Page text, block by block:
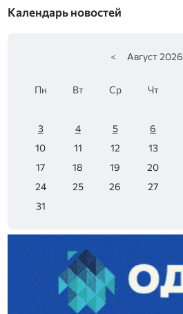
Календарь новостей
< Август 2026
Пн Вт Ср Чт
3
4 5 6
10
11 12 13
17
18 19 20
24
25 26 27
31